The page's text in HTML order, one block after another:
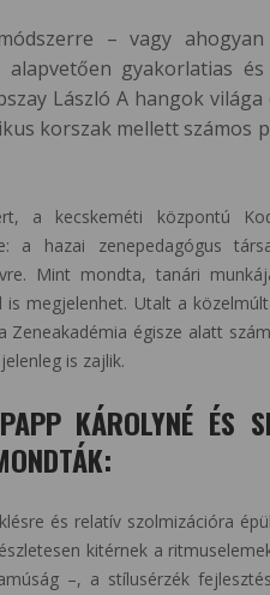
– vagy
gyakorlatias
László A hangok
korszak mellett számos
a kecskeméti központú
a hazai zenepedagógus
Mint mondta, tanári
is megjelenhet. Utalt a
Zeneakadémia égisze alatt
is zajlik.
KÁROLYNÉ ÉS
és relatív szolmizációra
kitérnek a
–, a stílusérzék